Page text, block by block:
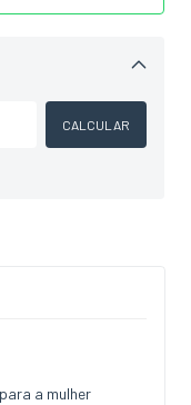
Alterar CEP
CALCULAR
a mulher